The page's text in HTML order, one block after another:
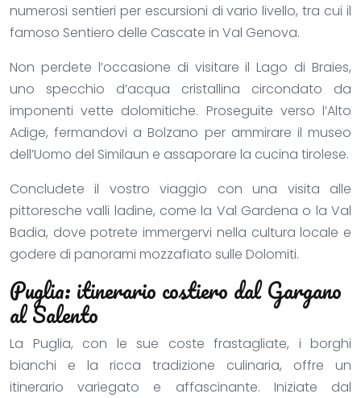
numerosi sentieri per escursioni di vario livello, tra cui il
famoso Sentiero delle Cascate in Val Genova.
Non perdete l’occasione di visitare il Lago di Braies,
uno specchio d’acqua cristallina circondato da
imponenti vette dolomitiche. Proseguite verso l’Alto
Adige, fermandovi a Bolzano per ammirare il museo
dell’Uomo del Similaun e assaporare la cucina tirolese.
Concludete il vostro viaggio con una visita alle
pittoresche valli ladine, come la Val Gardena o la Val
Badia, dove potrete immergervi nella cultura locale e
godere di panorami mozzafiato sulle Dolomiti.
Puglia: itinerario costiero dal Gargano
al Salento
La Puglia, con le sue coste frastagliate, i borghi
bianchi e la ricca tradizione culinaria, offre un
itinerario variegato e affascinante. Iniziate dal